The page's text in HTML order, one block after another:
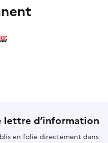
lettre d’information
en folie directement dans